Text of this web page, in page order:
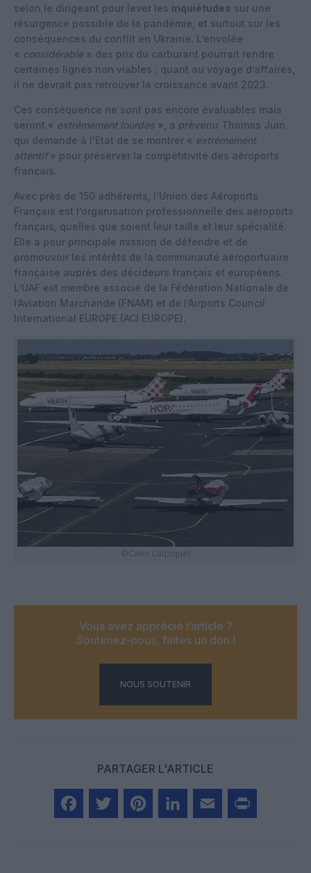
selon le dirigeant pour lever les inquiétudes sur une
résurgence possible de la pandémie, et surtout sur les
conséquences du conflit en Ukraine. L’envolée
« considérable » des prix du carburant pourrait rendre
certaines lignes non viables ; quant au voyage d’affaires,
il ne devrait pas retrouver la croissance avant 2023.
Ces conséquence ne sont pas encore évaluables mais
seront « extrêmement lourdes », a prévenu Thomas Juin
qui demande à l’Etat de se montrer « extrêmement
attentif» pour préserver la compétitivité des aéroports
français.
Avec près de 150 adhérents, l’Union des Aéroports
Français est l’organisation professionnelle des aéroports
français, quelles que soient leur taille et leur spécialité.
Elle a pour principale mission de défendre et de
promouvoir les intérêts de la communauté aéroportuaire
française auprès des décideurs français et européens.
L’UAF est membre associé de la Fédération Nationale de
l’Aviation Marchande (FNAM) et de l’Airports Council
International EUROPE (ACI EUROPE).
©Caen Carpiquet
Vous avez apprécié l’article ?
Soutenez-nous, faites un don !
NOUS SOUTENIR
PARTAGER L'ARTICLE